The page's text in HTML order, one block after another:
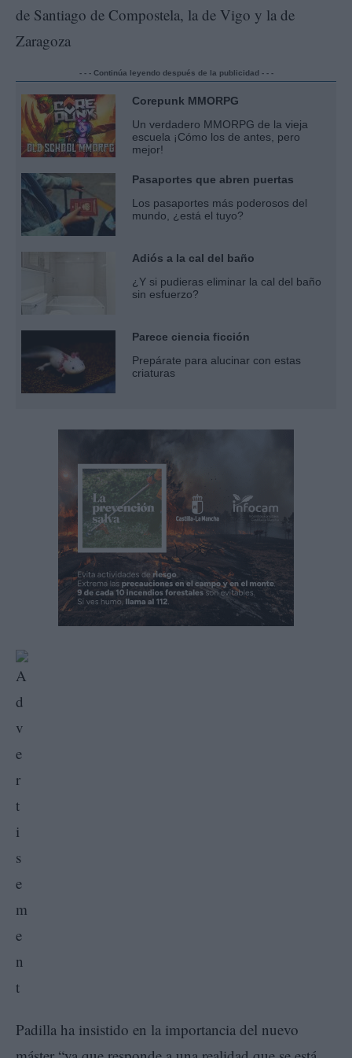
de Santiago de Compostela, la de Vigo y la de
Zaragoza
- - - Continúa leyendo después de la publicidad - - -
Corepunk MMORPG
Un verdadero MMORPG de la vieja
escuela ¡Cómo los de antes, pero
mejor!
Pasaportes que abren puertas
Los pasaportes más poderosos del
mundo, ¿está el tuyo?
Adiós a la cal del baño
¿Y si pudieras eliminar la cal del baño
sin esfuerzo?
Parece ciencia ficción
Prepárate para alucinar con estas
criaturas
Padilla ha insistido en la importancia del nuevo